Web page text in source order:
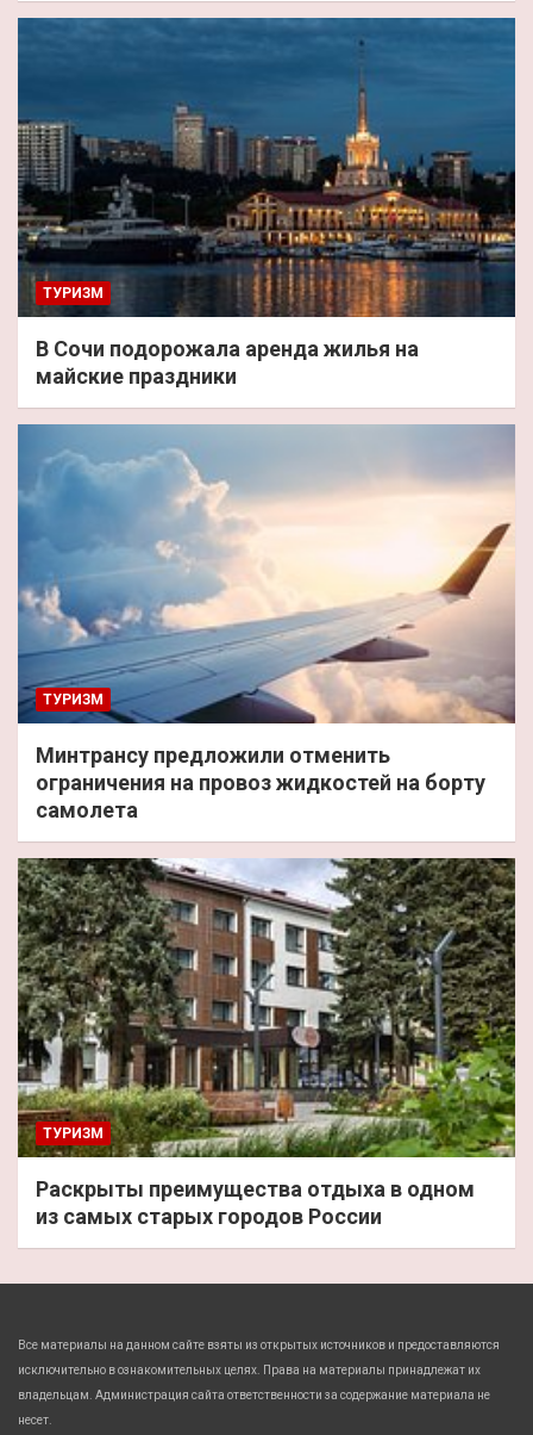
ТУРИЗМ
В Сочи подорожала аренда жилья на
майские праздники
ТУРИЗМ
Минтрансу предложили отменить
ограничения на провоз жидкостей на борту
самолета
ТУРИЗМ
Раскрыты преимущества отдыха в одном
из самых старых городов России
Все материалы на данном сайте взяты из открытых источников и предоставляются
исключительно в ознакомительных целях. Права на материалы принадлежат их
владельцам. Администрация сайта ответственности за содержание материала не
несет.